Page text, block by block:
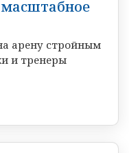
масштабное
арену стройным
и тренеры